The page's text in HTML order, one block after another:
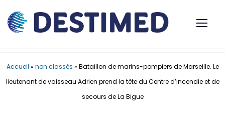
Accueil » non classés » Bataillon de marins-pompiers de Marseille. Le
lieutenant de vaisseau Adrien prend la tête du Centre d’incendie et de
secours de La Bigue